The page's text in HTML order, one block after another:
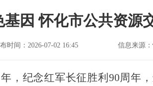
因 怀化市公共资源
时间：2026-07-02 16:45 信息来源
，纪念红军长征胜利90周年